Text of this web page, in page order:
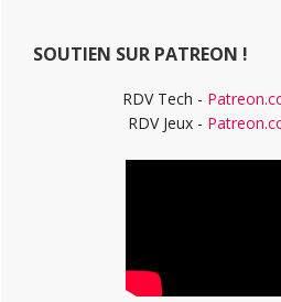
SOUTIEN SUR PATREON !
RDV Tech -
RDV Jeux -